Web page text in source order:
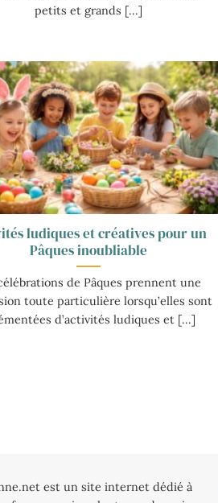
petits et grands [...]
ludiques et créatives pour un
Pâques inoubliable
de Pâques prennent une
toute particulière lorsqu’elles sont
d’activités ludiques et [...]
est un site internet dédié à